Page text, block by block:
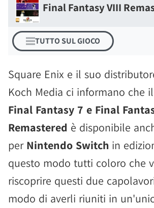
Final Fantasy VIII
TUTTO SUL GIOCO
Square Enix e il suo
Koch Media ci informano che
Final Fantasy 7 e Final
Remastered è disponibile
per Nintendo Switch in
questo modo tutti coloro che
riscoprire questi due
modo di averli riuniti in